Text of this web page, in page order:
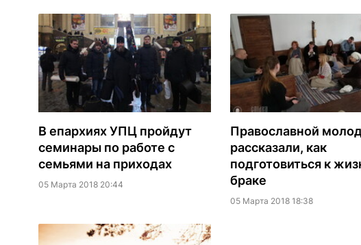
В епархиях УПЦ пройдут
семинары по работе с
семьями на приходах
05 Марта 2018 20:44
Православной
рассказали, как
подготовиться к
браке
05 Марта 2018 18:38